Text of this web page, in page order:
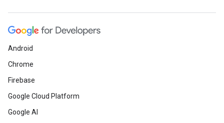
Android
Chrome
Firebase
Google Cloud Platform
Google AI